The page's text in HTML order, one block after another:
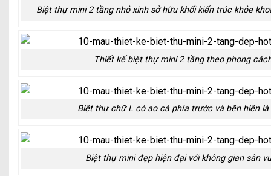
Biệt thự mini 2 tầng nhỏ xinh sở hữu khối kiến trúc khỏe
Thiết kế biệt thự mini 2 tầng theo phong
Biệt thự chữ L có ao cá phía trước và bên hiên
Biệt thự mini đẹp hiện đại với không gian sân